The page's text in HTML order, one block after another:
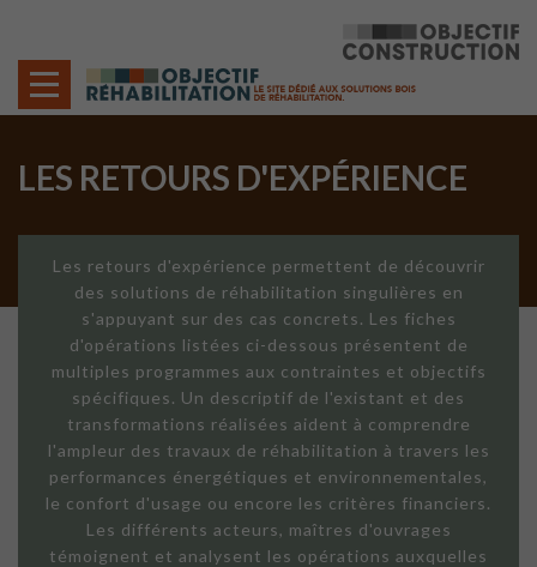
LES RETOURS D'EXPÉRIENCE
Les retours d'expérience permettent de découvrir
des solutions de réhabilitation singulières en
s'appuyant sur des cas concrets. Les fiches
d'opérations listées ci-dessous présentent de
multiples programmes aux contraintes et objectifs
spécifiques. Un descriptif de l'existant et des
transformations réalisées aident à comprendre
l'ampleur des travaux de réhabilitation à travers les
performances énergétiques et environnementales,
le confort d'usage ou encore les critères financiers.
Les différents acteurs, maîtres d'ouvrages
témoignent et analysent les opérations auxquelles